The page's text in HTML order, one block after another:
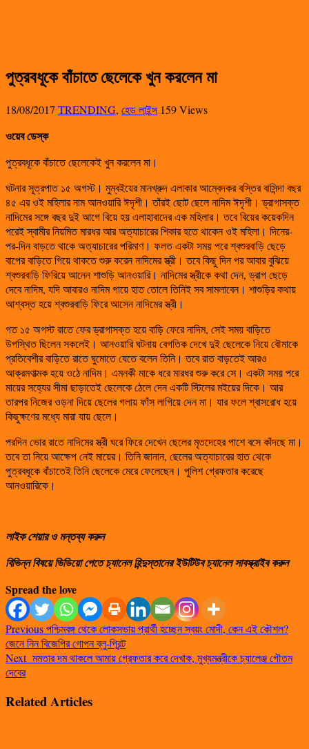
পুত্রবধূকে বাঁচাতে ছেলেকে খুন করলেন মা
18/08/2017 TRENDING, হেড লাইন্স 159 Views
ওয়েব ডেস্ক
পুত্রবধূকে বাঁচাতে ছেলেকেই খুন করলেন মা।
ঘটনার সূত্রপাত ১৫ অগস্ট। মুম্বইয়ের মানখ্রুদ এলাকার আম্বেদকর বস্তির বাসিন্দা বছর
৪৫ এর ওই মহিলার নাম আনওয়ারি ঈদৃশী। তাঁরই ছোট ছেলে নাদিম ঈদৃশী। ড্রাগাসক্ত
নাদিমের সঙ্গে বছর দুই আগে বিয়ে হয় এলাহাবাদের এক মহিলার। তবে বিয়ের কয়েকদিন
পরেই স্বামীর নিয়মিত মারধর আর অত্যাচারের শিকার হতে থাকেন ওই মহিলা। দিনের-
পর-দিন বাড়তে থাকে অত্যাচারের পরিমাণ। ফলত একটা সময় পরে শ্বশুরবাড়ি ছেড়ে
বাপের বাড়িতে গিয়ে থাকতে শুরু করেন নাদিমের স্ত্রী। তবে কিছু দিন পর আবার বুঝিয়ে
শ্বশুরবাড়ি ফিরিয়ে আনেন শাশুড়ি আনওয়ারি। নাদিমের স্ত্রীকে কথা দেন, ড্রাগ ছেড়ে
দেবে নাদিম, যদি আবারও নাদিম গায়ে হাত তোলে তিনিই সব সামলাবেন। শাশুড়ির কথায়
আশ্বস্ত হয়ে শ্বশুরবাড়ি ফিরে আসেন নাদিমের স্ত্রী।
গত ১৫ অগস্ট রাতে ফের ড্রাগাসক্ত হয়ে বাড়ি ফেরে নাদিম, সেই সময় বাড়িতে
উপস্থিত ছিলেন সকলেই। আনওয়ারি ঘটনায় বেগতিক দেখে দুই ছেলেকে নিয়ে বৌমাকে
প্রতিবেশীর বাড়িতে রাতে ঘুমোতে যেতে বলেন তিনি। তবে রাত বাড়তেই আরও
আক্রমণাত্মক হয়ে ওঠে নাদিম। এমনকী মাকে ধরে মারধর শুরু করে সে। একটা সময় পরে
মায়ের সহ্যের সীমা ছাড়াতেই ছেলেকে ঠেলে দেন একটি স্টিলের মইয়ের দিকে। আর
তারপর নিজের ওড়না দিয়ে ছেলের গলায় ফাঁস লাগিয়ে দেন মা। যার ফলে শ্বাসরোধ হয়ে
কিছুক্ষণের মধ্যে মারা যায় ছেলে।
পরদিন ভোর রাতে নাদিমের স্ত্রী ঘরে ফিরে দেখেন ছেলের মৃতদেহের পাশে বসে কাঁদছে মা।
তবে তা নিয়ে আক্ষেপ নেই মায়ের। তিনি জানান, ছেলের অত্যাচারের হাত থেকে
পুত্রবধূকে বাঁচাতেই তিনি ছেলেকে মেরে ফেলেছেন। পুলিশ গ্রেফতার করেছে
আনওয়ারিকে।
লাইক শেয়ার ও মন্তব্য করুন
বিভিন্ন বিষয়ে ভিডিয়ো পেতে চ্যানেল হিন্দুস্তানের ইউটিউব চ্যানেল সাবস্ক্রাইব করুন
Spread the love
Previousপশ্চিমবঙ্গ থেকে লোকসভায় প্রার্থী হচ্ছেন স্বয়ং মোদী, কেন এই কৌশল?
জেনে নিন বিজেপির গোপন ব্লু-প্রিন্ট
Nextমমতার দম থাকলে আমায় গ্রেফতার করে দেখাক, মুখ্যমন্ত্রীকে চ্যালেঞ্জ গৌতম
দেবের
Related Articles